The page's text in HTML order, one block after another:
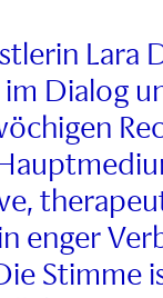
Lara
Dialog
enger
Stimme